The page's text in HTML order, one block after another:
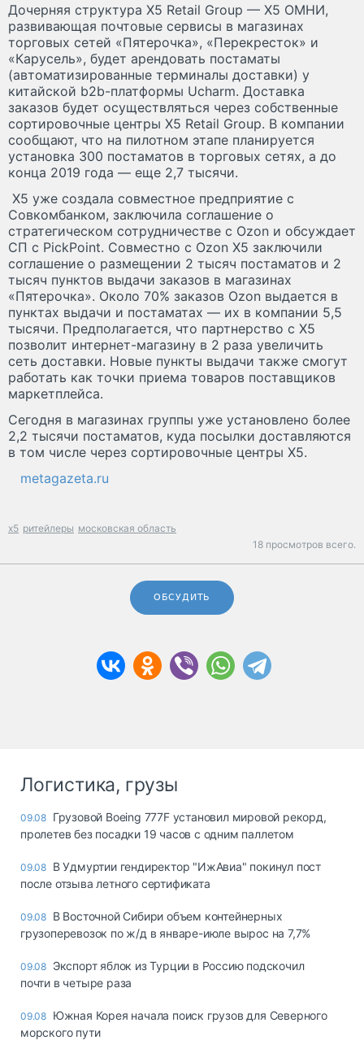
Дочерняя структура X5 Retail Group — X5 ОМНИ,
развивающая почтовые сервисы в магазинах
торговых сетей «Пятерочка», «Перекресток» и
«Карусель», будет арендовать постаматы
(автоматизированные терминалы доставки) у
китайской b2b-платформы Ucharm. Доставка
заказов будет осуществляться через собственные
сортировочные центры X5 Retail Group. В компании
сообщают, что на пилотном этапе планируется
установка 300 постаматов в торговых сетях, а до
конца 2019 года — еще 2,7 тысячи.
Х5 уже создала совместное предприятие с
Совкомбанком, заключила соглашение о
стратегическом сотрудничестве с Ozon и обсуждает
СП с PickPoint. Совместно с Ozon Х5 заключили
соглашение о размещении 2 тысяч постаматов и 2
тысяч пунктов выдачи заказов в магазинах
«Пятерочка». Около 70% заказов Ozon выдается в
пунктах выдачи и постаматах — их в компании 5,5
тысячи. Предполагается, что партнерство с Х5
позволит интернет-магазину в 2 раза увеличить
сеть доставки. Новые пункты выдачи также смогут
работать как точки приема товаров поставщиков
маркетплейса.
Сегодня в магазинах группы уже установлено более
2,2 тысячи постаматов, куда посылки доставляются
в том числе через сортировочные центры Х5.
metagazeta.ru
x5 ритейлеры московская область
18 просмотров всего.
ОБСУДИТЬ
Логистика, грузы
09.08 Грузовой Boeing 777F установил мировой рекорд,
пролетев без посадки 19 часов с одним паллетом
09.08 В Удмуртии гендиректор "ИжАвиа" покинул пост
после отзыва летного сертификата
09.08 В Восточной Сибири объем контейнерных
грузоперевозок по ж/д в январе-июле вырос на 7,7%
09.08 Экспорт яблок из Турции в Россию подскочил
почти в четыре раза
09.08 Южная Корея начала поиск грузов для Северного
морского пути